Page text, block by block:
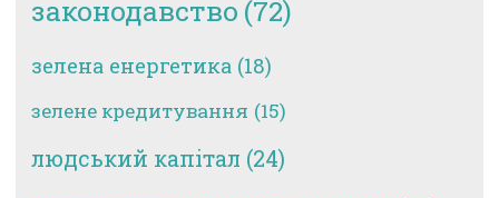
законодавство (72)
зелена енергетика (18)
зелене кредитування (15)
людський капітал (24)